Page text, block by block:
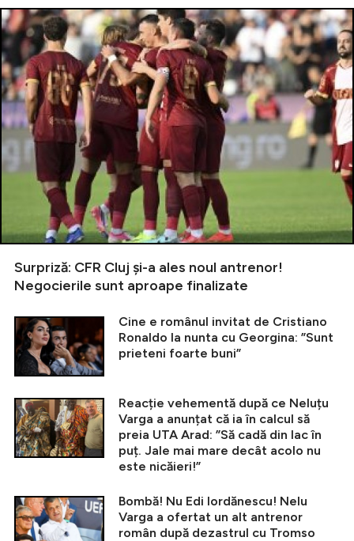
Surpriză: CFR Cluj și-a ales noul antrenor!
Negocierile sunt aproape finalizate
Cine e românul invitat de Cristiano
Ronaldo la nunta cu Georgina: ”Sunt
prieteni foarte buni”
Reacție vehementă după ce Neluțu
Varga a anunțat că ia în calcul să
preia UTA Arad: ”Să cadă din lac în
puț. Jale mai mare decât acolo nu
este nicăieri!”
Bombă! Nu Edi Iordănescu! Nelu
Varga a ofertat un alt antrenor
român după dezastrul cu Tromso